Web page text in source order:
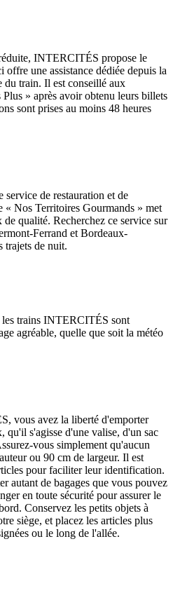
INTERCITÉS propose le
une assistance dédiée depuis la
du train. Il est conseillé aux
Plus » après avoir obtenu leurs billets
sont prises au moins 48 heures
de restauration et de
« Nos Territoires Gourmands » met
qualité. Recherchez ce service sur
Ferrand et Bordeaux-
trajets de nuit.
les trains INTERCITÉS sont
agréable, quelle que soit la météo
vous avez la liberté d'emporter
qu'il s'agisse d'une valise, d'un sac
vous simplement qu'aucun
ou 90 cm de largeur. Il est
pour faciliter leur identification.
autant de bagages que vous pouvez
en toute sécurité pour assurer le
Conservez les petits objets à
siège, et placez les articles plus
ou le long de l'allée.